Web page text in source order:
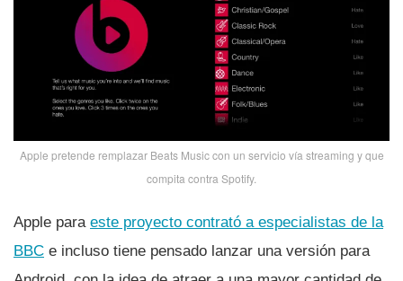
Apple pretende remplazar Beats Music con un servicio ví­a streaming y que
compita contra Spotify.
Apple para este proyecto contrató a especialistas de la
BBC e incluso tiene pensado lanzar una versión para